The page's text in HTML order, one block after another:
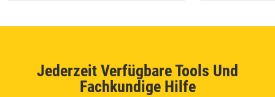
Jederzeit Verfügbare Tools Und
Fachkundige Hilfe